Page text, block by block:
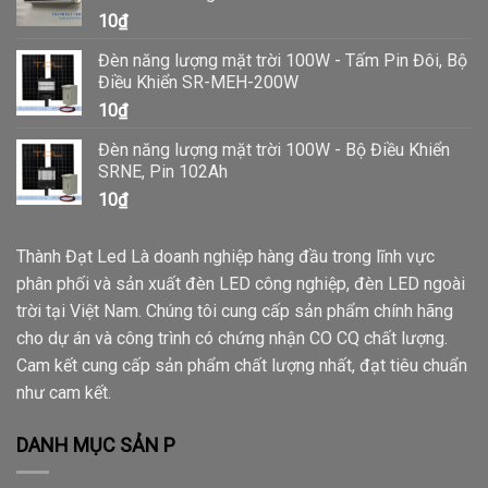
trí khu vực sân vườn, tạo điểm nhấn và vẻ đẹp
thẩm mỹ cho không gian ngoại thất.
2. **Lối Đi và Đường Dạo**: Cung cấp ánh
sáng an toàn và rõ ràng cho các lối đi, đường
dạo trong sân vườn hoặc công viên, giúp
người đi bộ dễ dàng di chuyển vào ban đêm.
3. **Chiếu Sáng Cảnh Quan**: Được sử dụng
để chiếu sáng các chi tiết cảnh quan như cây
cối, tượng đài, hồ cá hoặc các tiểu cảnh trong
4. **Khu Vui Chơi và Giải Trí Ngoài Trời**:
10₫
Đèn năng lượng mặt trời 100W - Tấm Pin Đôi, Bộ
Điều Khiển SR-MEH-200W
10₫
Đèn năng lượng mặt trời 100W - Bộ Điều Khiển
SRNE, Pin 102Ah
10₫
Thành Đạt Led Là doanh nghiệp hàng đầu trong lĩnh vực
phân phối và sản xuất đèn LED công nghiệp, đèn LED ngoài
trời tại Việt Nam. Chúng tôi cung cấp sản phẩm chính hãng
cho dự án và công trình có chứng nhận CO CQ chất lượng.
Cam kết cung cấp sản phẩm chất lượng nhất, đạt tiêu chuẩn
như cam kết.
DANH MỤC SẢN P